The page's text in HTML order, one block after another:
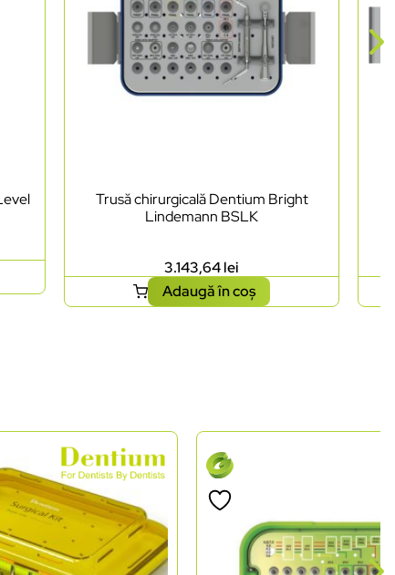
Trusă chirurgicală Dentium Bright
Lindemann BSLK
3.143,64lei
Adaugă în coș